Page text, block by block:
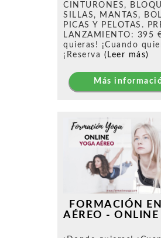
CINTURONES,
SILLAS, MANTAS,
PICAS Y PELOTAS.
LANZAMIENTO: 395
quieras! ¡Cuando
¡Reserva (Leer más)
Más
FORMACIÓN
AÉREO - ONLINE